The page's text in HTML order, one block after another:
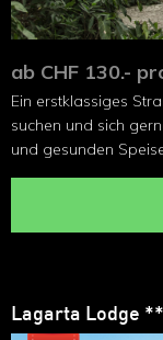
ab CHF 130.-
Ein erstklassiges
suchen und sich
und gesunden
Lagarta Lodge